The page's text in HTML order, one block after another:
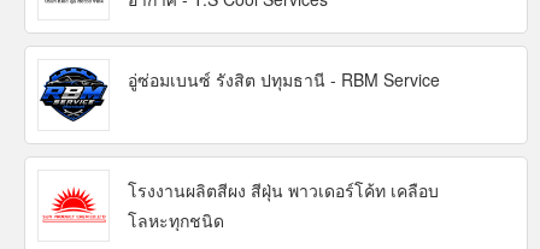
อู่ซ่อมเบนซ์ รังสิต ปทุมธานี - RBM Service
โรงงานผลิตสีผง สีฝุ่น พาวเดอร์โค้ท เคลือบ
โลหะทุกชนิด